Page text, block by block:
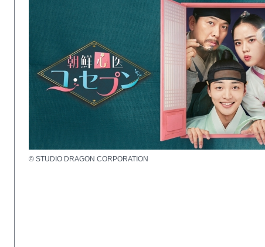
© STUDIO DRAGON CORPORATION